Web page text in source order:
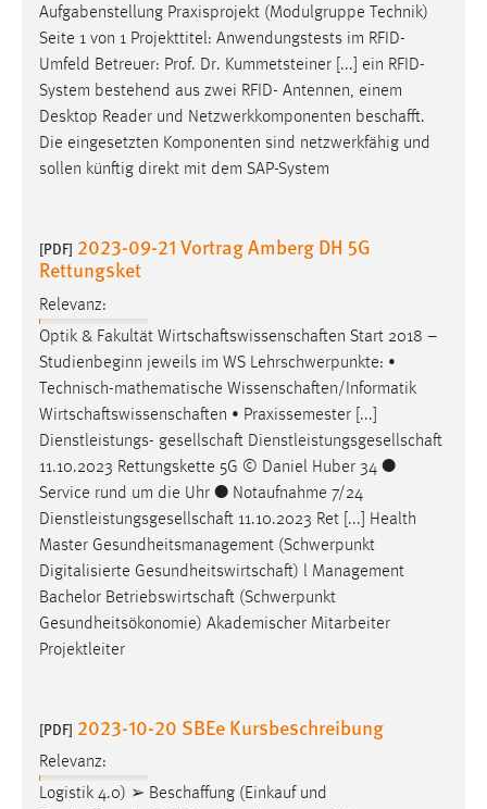
Aufgabenstellung Praxisprojekt (Modulgruppe Technik)
Seite 1 von 1 Projekttitel: Anwendungstests im RFID-
Umfeld Betreuer: Prof. Dr. Kummetsteiner [...] ein RFID-
System bestehend aus zwei RFID- Antennen, einem
Desktop Reader und Netzwerkkomponenten beschafft.
Die eingesetzten Komponenten sind netzwerkfähig und
sollen künftig direkt mit dem SAP-System
[PDF] 2023-09-21 Vortrag Amberg DH 5G
Rettungsket
Relevanz:
Optik & Fakultät Wirtschaftswissenschaften Start 2018 –
Studienbeginn jeweils im WS Lehrschwerpunkte: •
Technisch-mathematische Wissenschaften/Informatik
Wirtschaftswissenschaften • Praxissemester [...]
Dienstleistungs- gesellschaft Dienstleistungsgesellschaft
11.10.2023 Rettungskette 5G © Daniel Huber 34 ●
Service rund um die Uhr ● Notaufnahme 7/24
Dienstleistungsgesellschaft 11.10.2023 Ret [...] Health
Master Gesundheitsmanagement (Schwerpunkt
Digitalisierte Gesundheitswirtschaft) l Management
Bachelor Betriebswirtschaft (Schwerpunkt
Gesundheitsökonomie) Akademischer Mitarbeiter
Projektleiter
[PDF] 2023-10-20 SBEe Kursbeschreibung
Relevanz:
Logistik 4.0) ➢ Beschaffung (Einkauf und